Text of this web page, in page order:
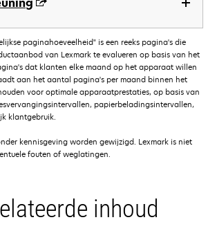
paginahoeveelheid" is een reeks pagina's die
van Lexmark te evalueren op basis van het
dat klanten elke maand op het apparaat willen
aan het aantal pagina's per maand binnen het
voor optimale apparaatprestaties, op basis van
papierbeladingsintervallen,
klantgebruik.
kennisgeving worden gewijzigd. Lexmark is niet
fouten of weglatingen.
inhoud